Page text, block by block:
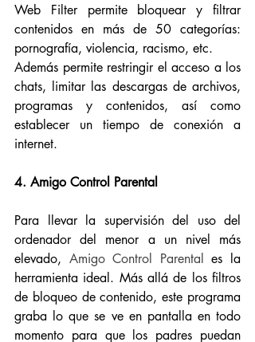
Web Filter permite bloquear y filtrar
contenidos en más de 50 categorías:
pornografía, violencia, racismo, etc.
Además permite restringir el acceso a los
chats, limitar las descargas de archivos,
programas y contenidos, así como
establecer un tiempo de conexión a
internet.
4. Amigo Control Parental
Para llevar la supervisión del uso del
ordenador del menor a un nivel más
elevado, Amigo Control Parental es la
herramienta ideal. Más allá de los filtros
de bloqueo de contenido, este programa
graba lo que se ve en pantalla en todo
momento para que los padres puedan